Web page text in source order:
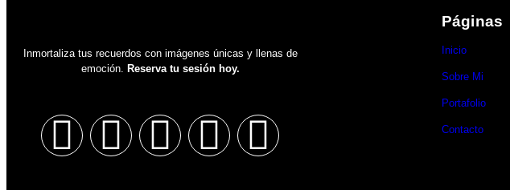
Inmortaliza tus recuerdos con imágenes únicas y llenas de
emoción. Reserva tu sesión hoy.
Páginas
Inicio
Sobre Mi
Portafolio
Contacto